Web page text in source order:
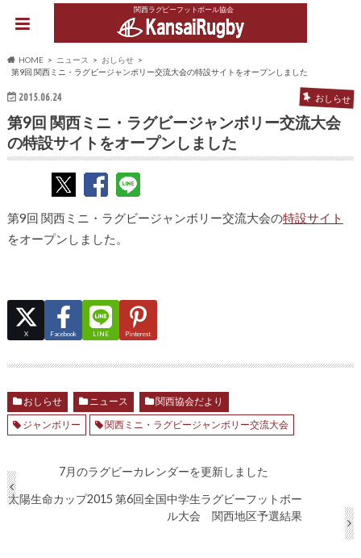
関西ラグビーフットボール協会
HOME ニュース
おしらせ
第9回 関西ミニ・ラグビージャンボリー交流大会の特設サイトをオープンしました
2015.06.24 おしらせ
第9回 関西ミニ・ラグビージャンボリー交流大会
の特設サイトをオープンしました
第9回 関西ミニ・ラグビージャンボリー交流大会の特設サイト
をオープンしました。
X Facebook LINE Pinterest
おしらせ ニュース
関西協会だより
ジャンボリー
関西ミニ・ラグビージャンボリー交流大会
7月のラグビーカレンダーを更新しました
太陽生命カップ2015 第6回全国中学生ラグビーフットボー
ル大会 関西地区予選結果